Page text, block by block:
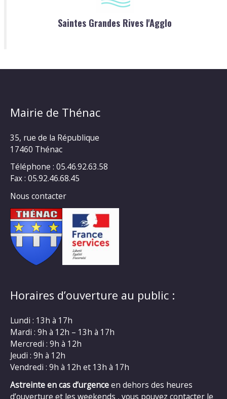
Saintes Grandes Rives l'Agglo
Mairie de Thénac
35, rue de la République
17460 Thénac
Téléphone : 05.46.92.63.58
Fax : 05.92.46.68.45
Nous contacter
Horaires d’ouverture au public :
Lundi : 13h à 17h
Mardi : 9h à 12h – 13h à 17h
Mercredi : 9h à 12h
Jeudi : 9h à 12h
Vendredi : 9h à 12h et 13h à 17h
Astreinte en cas d’urgenceen dehors des heures
d’ouverture et les weekends , vous pouvez contacter le